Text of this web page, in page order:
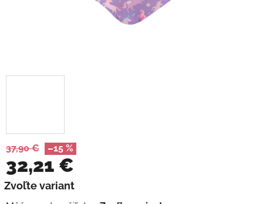
37,90 € –15 %
32,21 €
Jednotková cena:
Zvoľte variant